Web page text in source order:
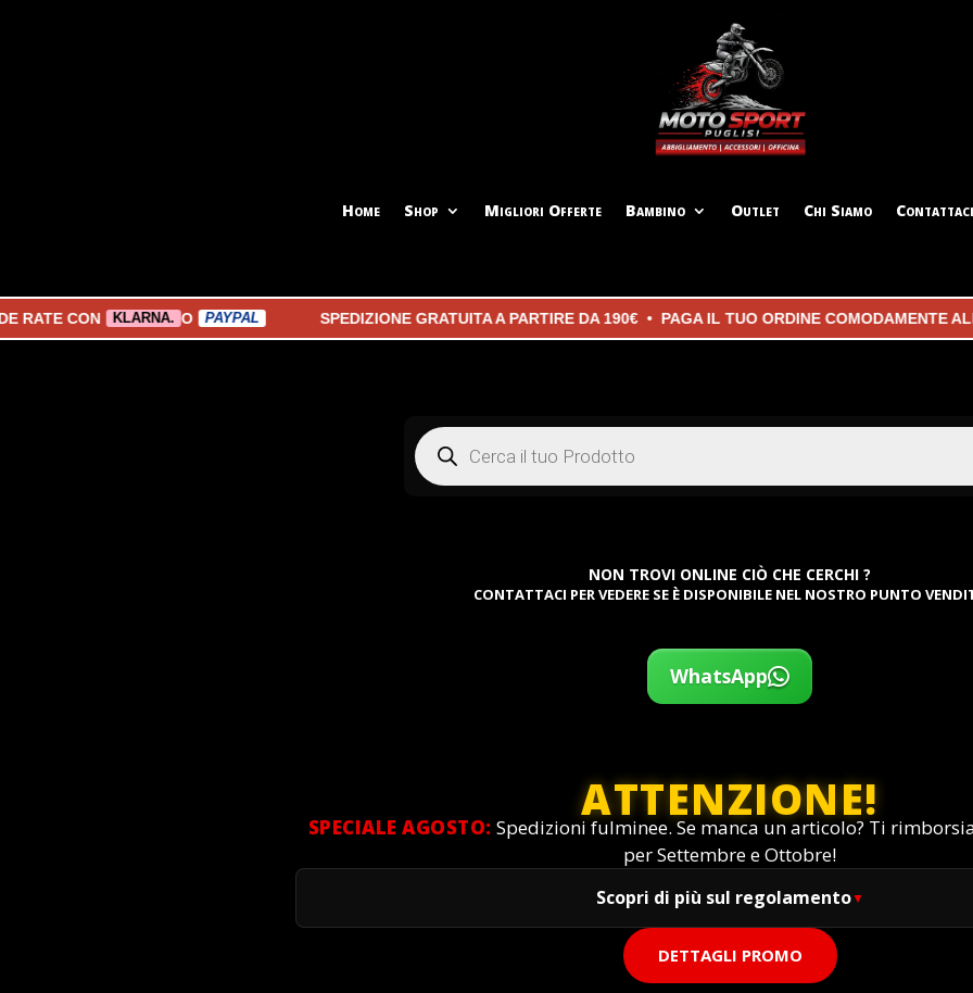
Home Shop Migliori Offerte Bambino Outlet Chi Siamo Contattaci
CON KLARNA. O PAYPAL SPEDIZIONE GRATUITA A PARTIRE DA 190€ • PAGA IL TUO ORDINE COMODAMENTE ALLA
Products
search
NON TROVI ONLINE CIÒ CHE CERCHI ?
CONTATTACI PER VEDERE SE È DISPONIBILE NEL NOSTRO PUNTO
WhatsApp
ATTENZIONE!
SPECIALE AGOSTO: Spedizioni fulminee. Se manca un articolo? Ti
per Settembre e Ottobre!
Scopri di più sul regolamento
DETTAGLI PROMO